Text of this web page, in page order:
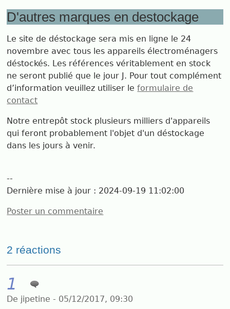
D'autres marques en destockage
Le site de déstockage sera mis en ligne le 24
novembre avec tous les appareils électroménagers
déstockés. Les références véritablement en stock
ne seront publié que le jour J. Pour tout complément
d’information veuillez utiliser leformulaire de
contact
Notre entrepôt stock plusieurs milliers d'appareils
qui feront probablement l'objet d'un déstockage
dans les jours à venir.
--
Dernière mise à jour : 2024-09-19 11:02:00
Poster un commentaire
2 réactions
1
De jipetine - 05/12/2017, 09:30